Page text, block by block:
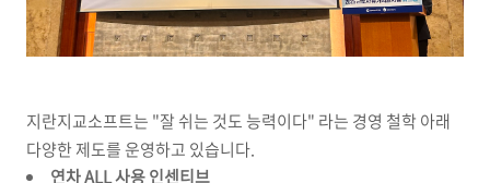
지란지교소프트는 "잘 쉬는 것도 능력이다" 라는 경영 철학 아래
다양한 제도를 운영하고 있습니다.
연차 ALL 사용 인센티브